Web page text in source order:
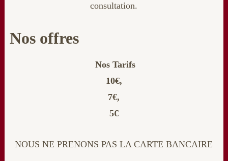
consultation.
Nos offres
Nos Tarifs
10€,
7€,
5€
NOUS NE PRENONS PAS LA CARTE BANCAIRE